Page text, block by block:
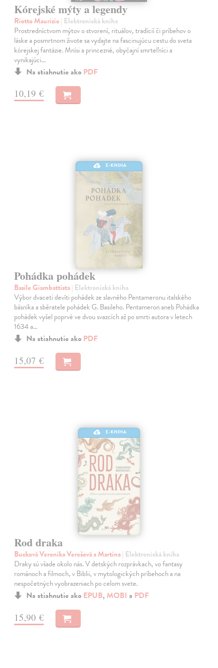
Kórejské mýty a legendy
Riotto Maurizio| Elektronická kniha
Prostredníctvom mýtov o stvorení, rituálov, tradícií či príbehov o
láske a posmrtnom živote sa vydajte na fascinujúcu cestu do sveta
kórejskej fantázie. Mnísi a princezné, obyčajní smrteľníci a
vynikajúci…
Na stiahnutie ako PDF
10,19 €
E-KNIHA
Pohádka pohádek
Basile Giambattista| Elektronická kniha
Výbor dvaceti devíti pohádek ze slavného Pentameronu italského
básníka a sběratele pohádek G. Basileho. Pentameron aneb Pohádka
pohádek vyšel poprvé ve dvou svazcích až po smrti autora v letech
1634 a…
Na stiahnutie ako PDF
15,07 €
E-KNIHA
Rod draka
Bucková Veronika Verešová a Martina| Elektronická kniha
Draky sú všade okolo nás. V detských rozprávkach, vo fantasy
románoch a filmoch, v Biblii, v mytologických príbehoch a na
nespočetných vyobrazeniach po celom svete.
Na stiahnutie ako EPUB, MOBI a PDF
15,90 €